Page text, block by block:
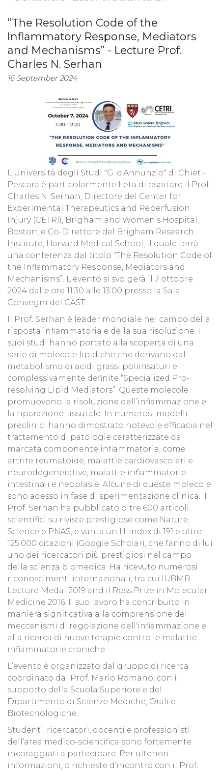
“The Resolution Code of the
Inflammatory Response, Mediators
and Mechanisms” - Lecture Prof.
Charles N. Serhan
16 September 2024
L'Università degli Studi "G. d'Annunzio" di Chieti-
Pescara è particolarmente lieta di ospitare il Prof.
Charles N. Serhan, Direttore del Center for
Experimental Therapeutics and Reperfusion
Injury (CETRI), Brigham and Women’s Hospital,
Boston, e Co-Direttore del Brigham Research
Institute, Harvard Medical School, il quale terrà
una conferenza dal titolo “The Resolution Code of
the Inflammatory Response, Mediators and
Mechanisms”. L'evento si svolgerà il 7 ottobre
2024 dalle ore 11:30 alle 13:00 presso la Sala
Convegni del CAST.
Il Prof. Serhan è leader mondiale nel campo della
risposta infiammatoria e della sua risoluzione. I
suoi studi hanno portato alla scoperta di una
serie di molecole lipidiche che derivano dal
metabolismo di acidi grassi poliinsaturi e
complessivamente definite “Specialized Pro-
resolving Lipid Mediators”. Queste molecole
promuovono la risoluzione dell’infiammazione e
la riparazione tissutale. In numerosi modelli
preclinici hanno dimostrato notevole efficacia nel
trattamento di patologie caratterizzate da
marcata componente infiammatoria, come
artrite reumatoide, malattie cardiovascolari e
neurodegenerative, malattie infiammatorie
intestinali e neoplasie. Alcune di queste molecole
sono adesso in fase di sperimentazione clinica. Il
Prof. Serhan ha pubblicato oltre 600 articoli
scientifici su riviste prestigiose come Nature,
Science e PNAS, e vanta un H-index di 191 e oltre
125.000 citazioni (Google Scholar), che fanno di lui
uno dei ricercatori più prestigiosi nel campo
della scienza biomedica. Ha ricevuto numerosi
riconoscimenti internazionali, tra cui IUBMB
Lecture Medal 2019 and il Ross Prize in Molecular
Medicine 2016. Il suo lavoro ha contribuito in
maniera significativa alla comprensione dei
meccanismi di regolazione dell'infiammazione e
alla ricerca di nuove terapie contro le malattie
infiammatorie croniche.
L’evento è organizzato dal gruppo di ricerca
coordinato dal Prof. Mario Romano, con il
supporto della Scuola Superiore e del
Dipartimento di Scienze Mediche, Orali e
Biotecnologiche.
Studenti, ricercatori, docenti e professionisti
dell’area medico-scientifica sono fortemente
incoraggiati a partecipare. Per ulteriori
informazioni, o richieste d’incontro con il Prof.